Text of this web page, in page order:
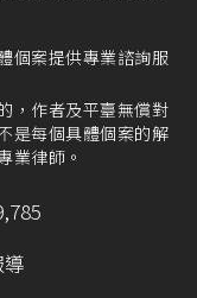
個案提供專業諮詢服
，作者及平臺無償對
是每個具體個案的解
業律師。